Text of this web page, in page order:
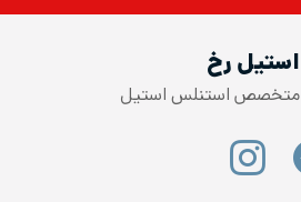
استیل رخ
متخصص استنلس استیل